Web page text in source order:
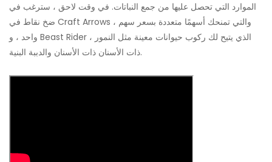
الموارد التي تحصل عليها من جمع النباتات. في وقت لاحق ، سترغب في
ضخ نقاط في Craft Arrows ، والتي تمنحك أسهمًا متعددة بسعر سهم
واحد ، و Beast Rider ، الذي يتيح لك ركوب حيوانات معينة مثل النمور
ذات الأسنان ذات الأسنان والدببة البنية.